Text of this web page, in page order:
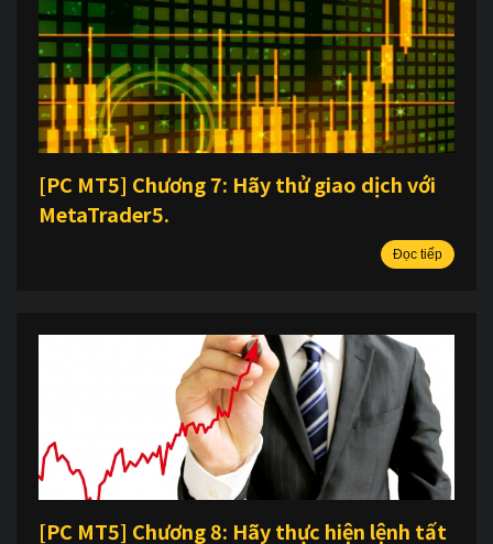
[PC MT5] Chương 7: Hãy thử giao dịch với
MetaTrader5.
Đọc tiếp
[PC MT5] Chương 8: Hãy thực hiện lệnh tất